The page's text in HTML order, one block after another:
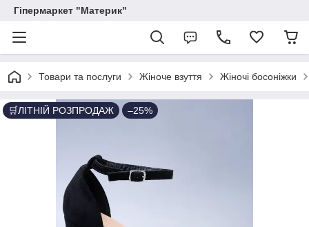
Гіпермаркет "Материк"
Товари та послуги Жіноче взуття Жіночі босоніжки
🛒ЛІТНІЙ РОЗПРОДАЖ –25%